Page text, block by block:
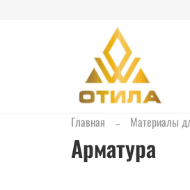
Главная Материалы
Арматура